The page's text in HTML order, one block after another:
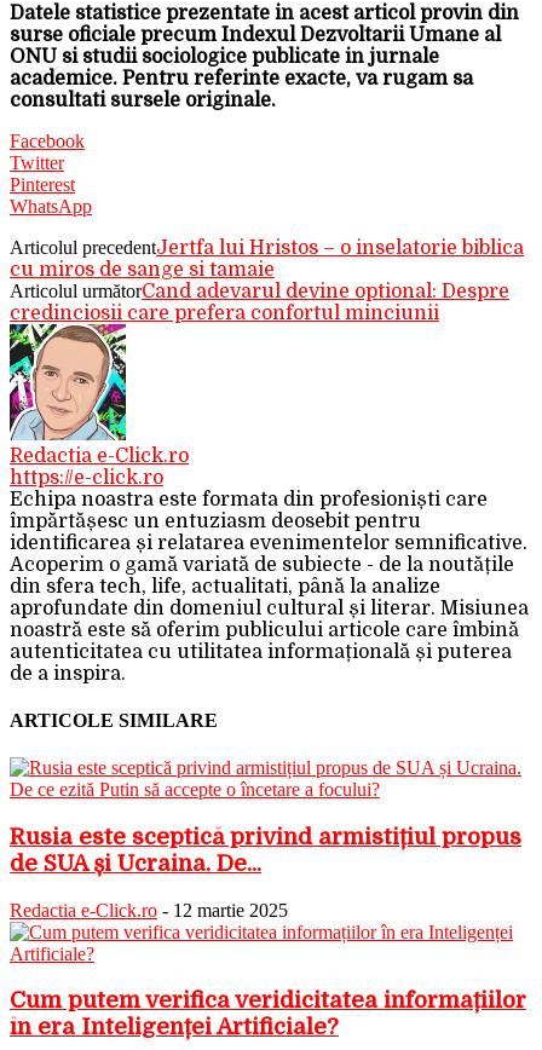
Datele statistice prezentate in acest articol provin din
surse oficiale precum Indexul Dezvoltarii Umane al
ONU si studii sociologice publicate in jurnale
academice. Pentru referinte exacte, va rugam sa
consultati sursele originale.
Facebook
Twitter
Pinterest
WhatsApp
Articolul precedentJertfa lui Hristos – o inselatorie biblica
cu miros de sange si tamaie
Articolul următorCand adevarul devine optional: Despre
credinciosii care prefera confortul minciunii
Redactia e-Click.ro
https://e-click.ro
Echipa noastra este formata din profesioniști care
împărtășesc un entuziasm deosebit pentru
identificarea și relatarea evenimentelor semnificative.
Acoperim o gamă variată de subiecte - de la noutățile
din sfera tech, life, actualitati, până la analize
aprofundate din domeniul cultural și literar. Misiunea
noastră este să oferim publicului articole care îmbină
autenticitatea cu utilitatea informațională și puterea
de a inspira.
ARTICOLE SIMILARE
Rusia este sceptică privind armistițiul propus
de SUA și Ucraina. De...
Redactia e-Click.ro - 12 martie 2025
Cum putem verifica veridicitatea informațiilor
în era Inteligenței Artificiale?